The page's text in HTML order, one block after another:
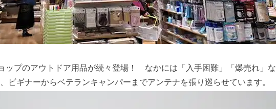
ップのアウトドア用品が続々登場！ なかには「入手困難」「爆売れ」な
ビギナーからベテランキャンパーまでアンテナを張り巡らせています。